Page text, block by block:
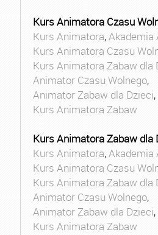
Kurs Animatora Czasu
Kurs Animatora,Akademia
Kurs Animatora Czasu
Kurs Animatora Zabaw dla
Animator Czasu Wolnego,
Animator Zabaw dla Dzieci,
Kurs Animatora Zabaw
Kurs Animatora Zabaw dla
Kurs Animatora,Akademia
Kurs Animatora Czasu
Kurs Animatora Zabaw dla
Animator Czasu Wolnego,
Animator Zabaw dla Dzieci,
Kurs Animatora Zabaw